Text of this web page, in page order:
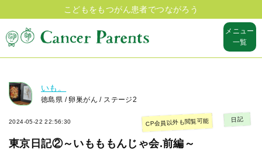
こどもをもつがん患者でつながろう
メニュー
一覧
いも。
徳島県 / 卵巣がん / ステージ2
2024-05-22 22:56:30
東京日記②～いもももんじゃ会.前編～
CP会員以外も閲覧可能 日記